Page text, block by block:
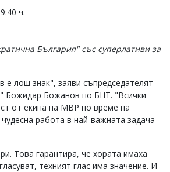
ч.
България" със суперлативи за
е лош знак", заяви съпредседателят
Божидар Божанов по БНТ. "Всички
от екипа на МВР по време на
работа в най-важната задача -
Това гарантира, че хората имаха
техният глас има значение. И